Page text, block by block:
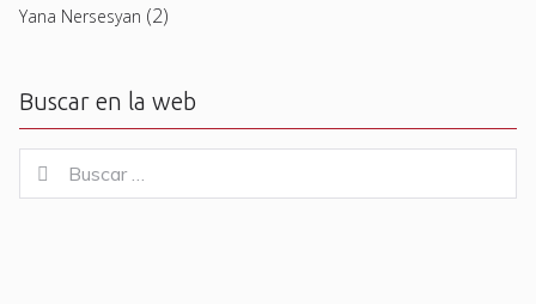
Yana Nersesyan (2)
Buscar en la web
for:
Buscar